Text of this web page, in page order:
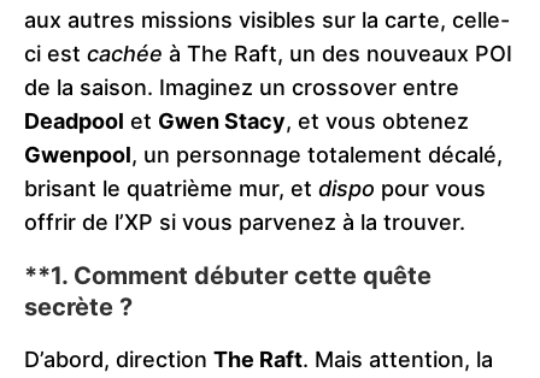
aux autres missions visibles sur la carte, celle-
ci est cachée à The Raft, un des nouveaux POI
de la saison. Imaginez un crossover entre
Deadpool et Gwen Stacy, et vous obtenez
Gwenpool, un personnage totalement décalé,
brisant le quatrième mur, et dispo pour vous
offrir de l’XP si vous parvenez à la trouver.
**1. Comment débuter cette quête
secrète ?
D’abord, direction The Raft. Mais attention, la